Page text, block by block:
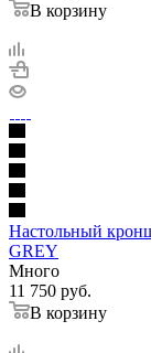
В корзину
Настольный
GREY
Много
11 750 руб.
В корзину